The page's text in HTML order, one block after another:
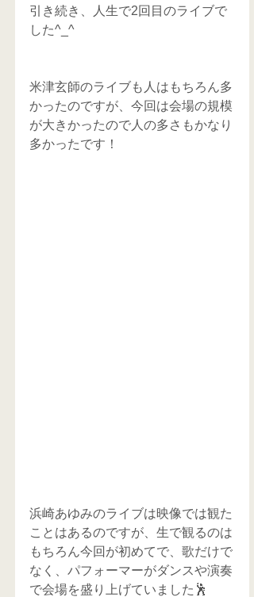
引き続き、人生で2回目のライブで
した^_^
米津玄師のライブも人はもちろん多
かったのですが、今回は会場の規模
が大きかったので人の多さもかなり
多かったです！
浜崎あゆみのライブは映像では観た
ことはあるのですが、生で観るのは
もちろん今回が初めてで、歌だけで
なく、パフォーマーがダンスや演奏
で会場を盛り上げていました🕺